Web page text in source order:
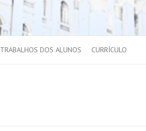
TRABALHOS DOS ALUNOS CURRÍCULO